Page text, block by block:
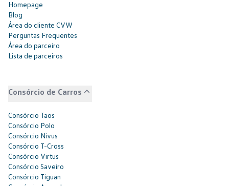
Homepage
Blog
Área do cliente CVW
Perguntas Frequentes
Área do parceiro
Lista de parceiros
Consórcio de Carros
Consórcio Taos
Consórcio Polo
Consórcio Nivus
Consórcio T-Cross
Consórcio Virtus
Consórcio Saveiro
Consórcio Tiguan